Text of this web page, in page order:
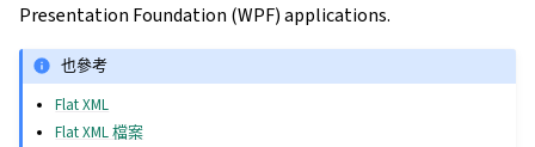
Presentation Foundation (WPF) applications.
也參考
Flat XML
Flat XML 檔案